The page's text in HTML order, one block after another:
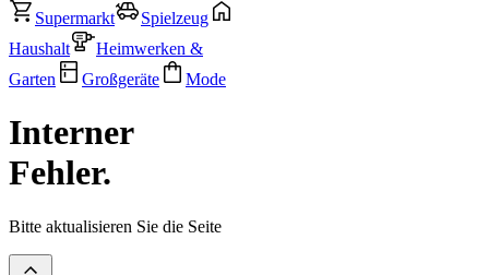
Supermarkt
Spielzeug
Haushalt
Heimwerken &
Garten
Großgeräte Mode
Interner
Fehler.
Bitte aktualisieren Sie die Seite